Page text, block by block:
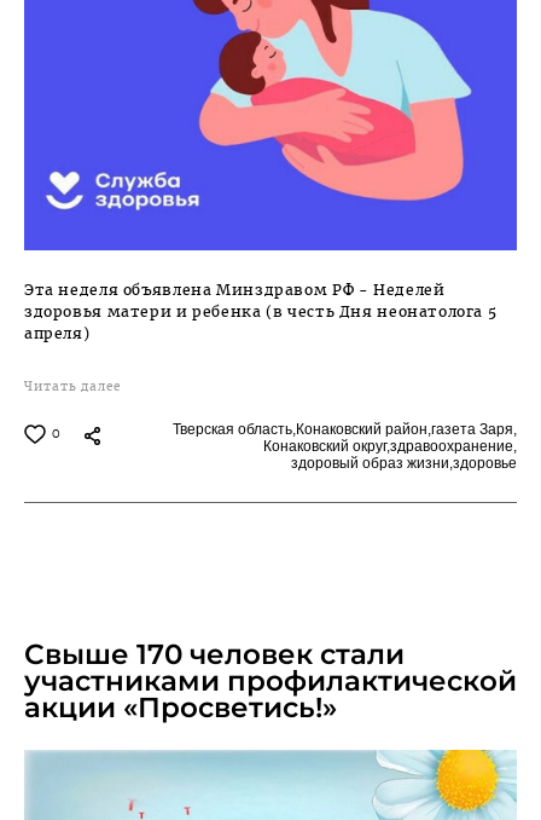
Эта неделя объявлена Минздравом РФ - Неделей
здоровья матери и ребенка (в честь Дня неонатолога 5
апреля)
Читать далее
0 Тверская область,Конаковский район,газета Заря,
Конаковский округ,здравоохранение,
здоровый образ жизни,здоровье
Свыше 170 человек стали
участниками профилактической
акции «Просветись!»